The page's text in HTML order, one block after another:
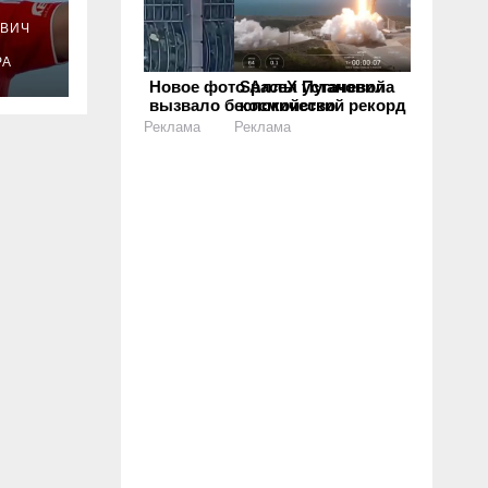
Новое фото Аллы Пугачевой
вызвало беспокойство
Реклама
SpaceX установила
космический рекорд
Реклама